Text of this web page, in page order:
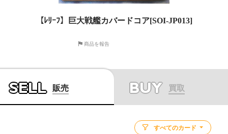
【ﾚﾘｰﾌ】巨大戦艦カバードコア[SOI-JP013]
商品を報告
SELL 販売 BUY 買取
すべてのカード